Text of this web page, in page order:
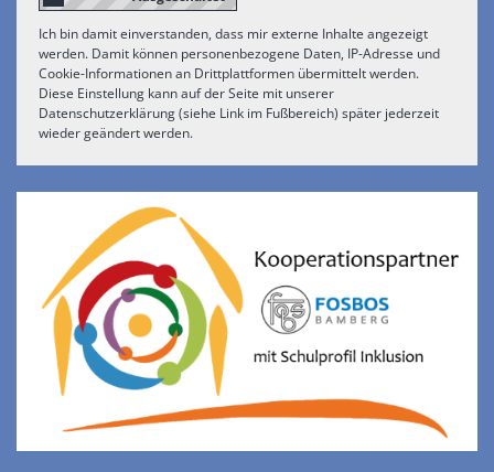
Ich bin damit einverstanden, dass mir externe Inhalte angezeigt
werden. Damit können personenbezogene Daten, IP-Adresse und
Cookie-Informationen an Drittplattformen übermittelt werden.
Diese Einstellung kann auf der Seite mit unserer
Datenschutzerklärung (siehe Link im Fußbereich) später jederzeit
wieder geändert werden.